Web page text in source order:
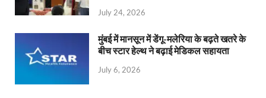
July 24, 2026
मुंबई में मानसून में डेंगू-मलेरिया के बढ़ते खतरे के
बीच स्टार हेल्थ ने बढ़ाई मेडिकल सहायता
July 6, 2026